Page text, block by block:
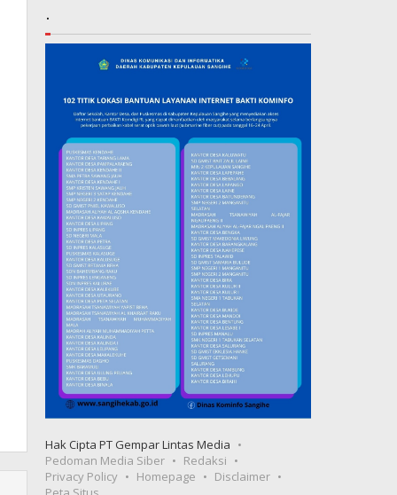
.
Hak Cipta PT Gempar Lintas Media
Pedoman Media Siber
Redaksi
Privacy Policy
Homepage
Disclaimer